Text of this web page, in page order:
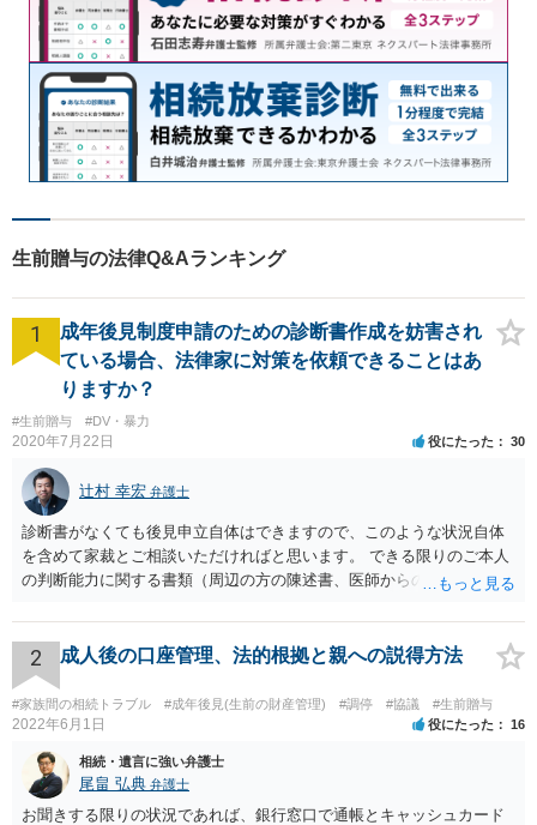
生前贈与の法律Q&Aランキング
1
成年後見制度申請のための診断書作成を妨害され
ている場合、法律家に対策を依頼できることはあ
りますか？
#生前贈与 #DV・暴力
2020年7月22日 役にたった 30
辻村 幸宏 弁護士
診断書がなくても後見申立自体はできますので、このような状況自体
を含めて家裁とご相談いただければと思います。 できる限りのご本人
の判断能力に関する書類（周辺の方の陳述書、医師からの聴取書等）
をしていただければそこから先は進むのではないかと存じます。 ま
た、Aさんの意向を酌みすぎるあまりに後見申立ができない状況にして
いる施設の問題もありますので、当該地域の地域包括支援センターに
ご相談されるのもひとつの方法です。
2 成人後の口座管理、法的根拠と親への説得方法
#家族間の相続トラブル #成年後見(生前の財産管理) #調停 #協議 #生前贈与
2022年6月1日 役にたった 16
相続・遺言に強い弁護士
尾畠 弘典 弁護士
お聞きする限りの状況であれば、銀行窓口で通帳とキャッシュカード